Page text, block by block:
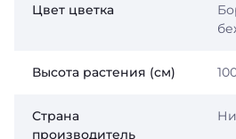
Цвет цветка
Высота растения (см)
Страна
производитель